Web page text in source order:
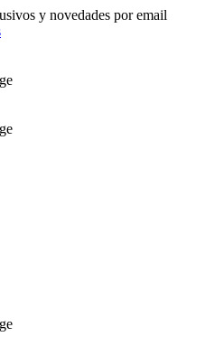
y novedades por email